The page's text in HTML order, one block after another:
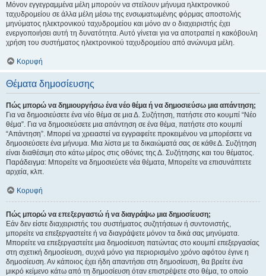
Μόνον εγγεγραμμένα μέλη μπορούν να στείλουν μήνυμα ηλεκτρονικού
ταχυδρομείου σε άλλα μέλη μέσω της ενσωματωμένης φόρμας αποστολής
μηνύματος ηλεκτρονικού ταχυδρομείου και μόνο αν ο διαχειριστής έχει
ενεργοποιήσει αυτή τη δυνατότητα. Αυτό γίνεται για να αποτραπεί η κακόβουλη
χρήση του συστήματος ηλεκτρονικού ταχυδρομείου από ανώνυμα μέλη.
Κορυφή
Θέματα δημοσίευσης
Πώς μπορώ να δημιουργήσω ένα νέο θέμα ή να δημοσιεύσω μια απάντηση;
Για να δημοσιεύσετε ένα νέο θέμα σε μια Δ. Συζήτηση, πατήστε στο κουμπί “Νέο
θέμα”. Για να δημοσιεύσετε μια απάντηση σε ένα θέμα, πατήστε στο κουμπί
“Απάντηση”. Μπορεί να χρειαστεί να εγγραφείτε προκειμένου να μπορέσετε να
δημοσιεύσετε ένα μήνυμα. Μια λίστα με τα δικαιώματά σας σε κάθε Δ. Συζήτηση
είναι διαθέσιμη στο κάτω μέρος στις οθόνες της Δ. Συζήτησης και του θέματος.
Παράδειγμα: Μπορείτε να δημοσιεύετε νέα θέματα, Μπορείτε να επισυνάπτετε
αρχεία, κλπ.
Κορυφή
Πώς μπορώ να επεξεργαστώ ή να διαγράψω μια δημοσίευση;
Εάν δεν είστε διαχειριστής του συστήματος συζητήσεων ή συντονιστής,
μπορείτε να επεξεργαστείτε ή να διαγράψετε μόνον τα δικά σας μηνύματα.
Μπορείτε να επεξεργαστείτε μια δημοσίευση πατώντας στο κουμπί επεξεργασίας
στη σχετική δημοσίευση, συχνά μόνο για περιορισμένο χρόνο αφότου έγινε η
δημοσίευση. Αν κάποιος έχει ήδη απαντήσει στη δημοσίευση, θα βρείτε ένα
μικρό κείμενο κάτω από τη δημοσίευση όταν επιστρέψετε στο θέμα, το οποίο